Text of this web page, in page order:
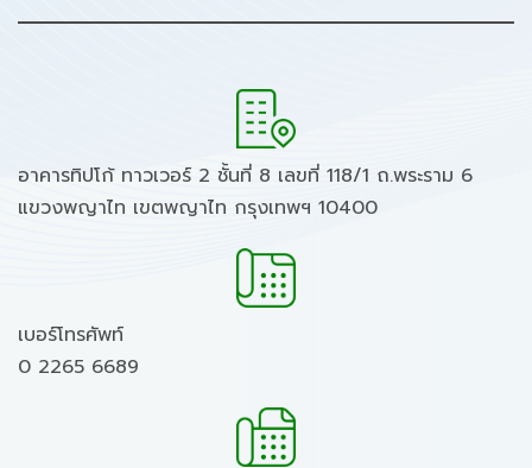
อาคารทิปโก้ ทาวเวอร์ 2 ชั้นที่ 8 เลขที่ 118/1 ถ.พระราม 6
แขวงพญาไท เขตพญาไท กรุงเทพฯ 10400
เบอร์โทรศัพท์
0 2265 6689